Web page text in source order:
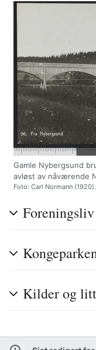
Gamle Nybergsund
avløst av nåværende
Foto: Carl Normann (1920).
Foreningsliv
Kilder og